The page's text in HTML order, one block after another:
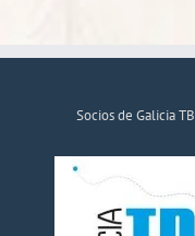
Socios de Galicia TB